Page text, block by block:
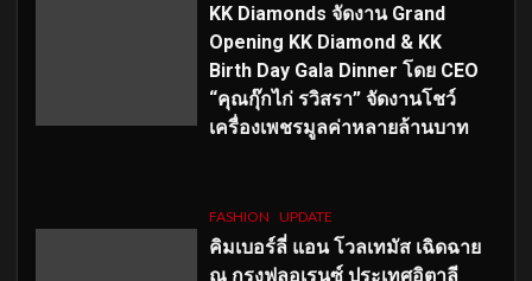
KK Diamonds จัดงาน Grand
Opening KK Diamond & KK
Birth Day Gala Dinner โดย CEO
“คุณกุ๊กไก่ รวิสรา” จัดงานโชว์
เครื่องเพชรมูลค่าหลายล้านบาท
FASHION UPDATE
คิมเบอร์ลี่ แอน โวลเทมัส เฉิดฉาย
ณ กรุงฟลอเรนซ์ ประเทศอิตาลี